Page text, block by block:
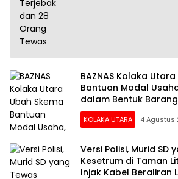
BAZNAS Kolaka
Bantuan Modal
dalam Bentuk Barang
Juta
KOLAKA UTARA 4 Agustus
Versi Polisi, Murid SD
Kesetrum di Taman
Injak Kabel Beraliran